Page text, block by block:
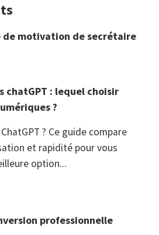
de motivation de secrétaire
chatGPT : lequel choisir
?
? Ce guide compare
et rapidité pour vous
option...
professionnelle